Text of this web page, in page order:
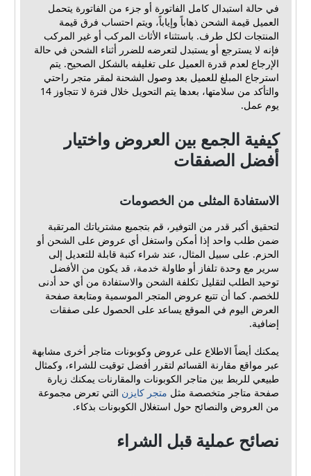
في حالة استبدال كامل الفاتورة أو جزء من الفاتورة يتحمل
العميل قيمة الشحن ذهاباً وإياباً، ويتم احتساب فرق قيمة
المنتجات لكل طرف. باستثناء الأثاث المركب أو غير المركب
فإنه لا يسترجع أو يستبدل لتعرضه للضرر أثناء الشحن في حالة
الإرجاع لعدم قدرة العميل على تغليفه بالشكل الصحيح. يتم
استرجاع المبلغ للعميل بعد وصول الشحنة لمقر متجر راحتي
والتأكد من سلامتها، بعدها يتم التحويل خلال فترة لا تتجاوز 14
يوم عمل.
كيفية الجمع بين العروض واختيار
أفضل الصفقات
الاستفادة المثلى من الخصومات
لتحقيق أكبر قدر من التوفير، قم بتجميع مشترياتك المرتقبة
ضمن طلب واحد إذا أمكن واستغل أي عروض على الشحن أو
الحزم. على سبيل المثال، عند شراء كنبة قابلة للتعديل إلى
سرير مع وحدة تلفاز أو طاولة خدمة، قد يكون من الأفضل
توحيد الطلب لتقليل تكلفة الشحن والاستفادة من أي حد أدنى
للخصم. كما أن تتبع عروض المتجر الموسمية ومتابعة صفحة
العرض اليوم في الموقع يساعد على الحصول على صفقات
إضافية.
يمكنك أيضاً الاطلاع على عروض وكوبونات متاجر أخرى مشابهة
عبر مواقع مقارنة القسائم لتقرر أفضل توقيت للشراء، وكمثال
طبيعي للربط بين متاجر الكوبونات والمقارنات يمكنك زيارة
صفحة متاجر متخصصة مثل متجر كايزنالتي تعرض مجموعة
من العروض والنصائح حول استغلال الكوبونات بذكاء.
نصائح عملية قبل الشراء